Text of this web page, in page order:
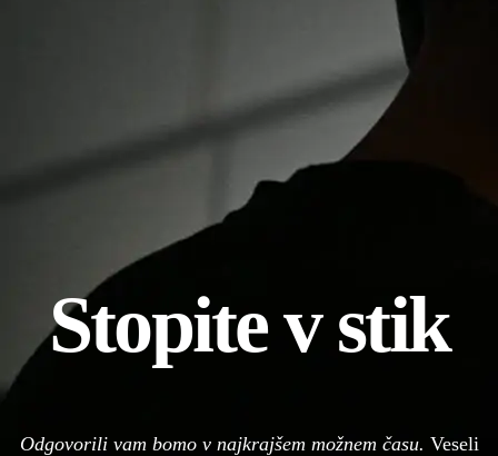
Stopite v stik
Odgovorili vam bomo v najkrajšem možnem času. Veseli